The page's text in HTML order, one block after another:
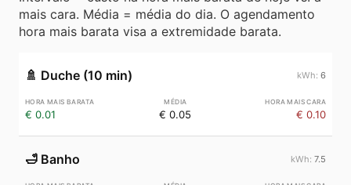
mais cara. Média = média do dia. O agendamento
hora mais barata visa a extremidade barata.
🚿 Duche (10 min) 6
€ 0.01 € 0.05 € 0.10
🛁 Banho 7.5